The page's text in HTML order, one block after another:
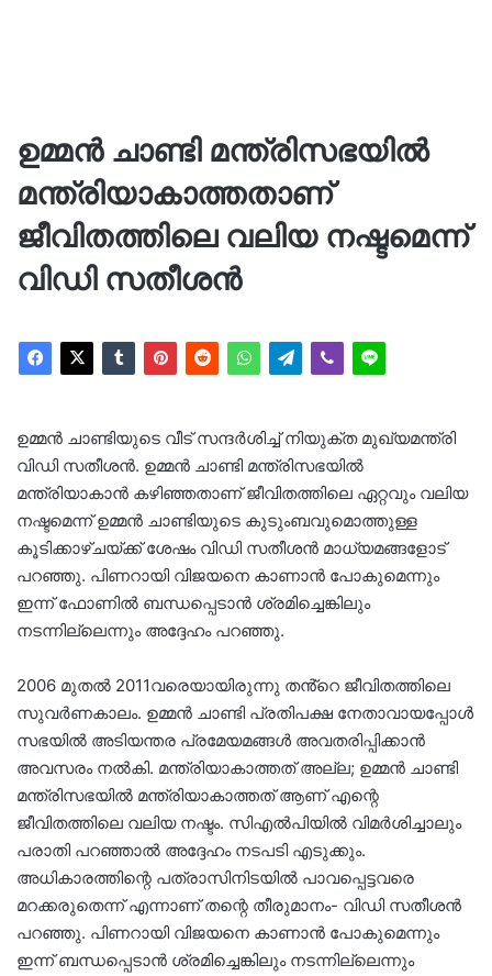
ഉമ്മൻ ചാണ്ടി മന്ത്രിസഭയിൽ
മന്ത്രിയാകാത്തതാണ്
ജീവിതത്തിലെ വലിയ നഷ്ടമെന്ന്
വിഡി സതീശൻ
ഉമ്മൻ ചാണ്ടിയുടെ വീട് സന്ദർശിച്ച് നിയുക്ത മുഖ്യമന്ത്രി
വിഡി സതീശൻ. ഉമ്മൻ ചാണ്ടി മന്ത്രിസഭയിൽ
മന്ത്രിയാകാൻ കഴിഞ്ഞതാണ് ജീവിതത്തിലെ ഏറ്റവും വലിയ
നഷ്ടമെന്ന് ഉമ്മൻ ചാണ്ടിയുടെ കുടുംബവുമൊത്തുള്ള
കൂടിക്കാഴ്ചയ്ക്ക് ശേഷം വി‍ഡി സതീശൻ മാധ്യമങ്ങളോട്
പറഞ്ഞു. പിണറായി വിജയനെ കാണാൻ പോകുമെന്നും
ഇന്ന് ഫോണിൽ ബന്ധപ്പെടാൻ ശ്രമിച്ചെങ്കിലും
നടന്നില്ലെന്നും അദ്ദേഹം പറഞ്ഞു.
2006 മുതൽ 2011വരെയായിരുന്നു തൻ്റെ ജീവിതത്തിലെ
സുവർണകാലം. ഉമ്മൻ ചാണ്ടി പ്രതിപക്ഷ നേതാവായപ്പോൾ
സഭയിൽ അടിയന്തര പ്രമേയമങ്ങൾ അവതരിപ്പിക്കാൻ
അവസരം നൽകി. മന്ത്രിയാകാത്തത് അല്ല; ഉമ്മൻ ചാണ്ടി
മന്ത്രിസഭയിൽ മന്ത്രിയാകാത്തത് ആണ് എന്റെ
ജീവിതത്തിലെ വലിയ നഷ്ടം. സിഎൽപിയിൽ വിമർശിച്ചാലും
പരാതി പറഞ്ഞാൽ അദ്ദേഹം നടപടി എടുക്കും.
അധികാരത്തിന്റെ പത്രാസിനിടയിൽ പാവപ്പെട്ടവരെ
മറക്കരുതെന്ന് എന്നാണ് തന്റെ തീരുമാനം- വിഡി സതീശൻ
പറഞ്ഞു. പിണറായി വിജയനെ കാണാൻ പോകുമെന്നും
ഇന്ന് ബന്ധപ്പെടാൻ ശ്രമിച്ചെങ്കിലും നടന്നില്ലെന്നും